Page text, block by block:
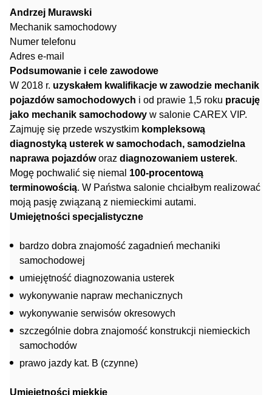
Andrzej Murawski
Mechanik samochodowy
Numer telefonu
Adres e-mail
Podsumowanie i cele zawodowe
W 2018 r. uzyskałem kwalifikacje w zawodzie mechanik
pojazdów samochodowych i od prawie 1,5 roku pracuję
jako mechanik samochodowy w salonie CAREX VIP.
Zajmuję się przede wszystkim kompleksową
diagnostyką usterek w samochodach, samodzielna
naprawa pojazdóworaz diagnozowaniem usterek.
Mogę pochwalić się niemal 100-procentową
terminowością. W Państwa salonie chciałbym realizować
moją pasję związaną z niemieckimi autami.
Umiejętności specjalistyczne
bardzo dobra znajomość zagadnień mechaniki
samochodowej
umiejętność diagnozowania usterek
wykonywanie napraw mechanicznych
wykonywanie serwisów okresowych
szczególnie dobra znajomość konstrukcji niemieckich
samochodów
prawo jazdy kat. B (czynne)
Umiejętności miękkie